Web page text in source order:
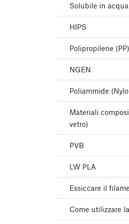
Solubile in
HIPS
Polipropilene (PP)
NGEN
Poliammide
Materiali
vetro)
PVB
LW PLA
Essiccare il
Come utilizzare